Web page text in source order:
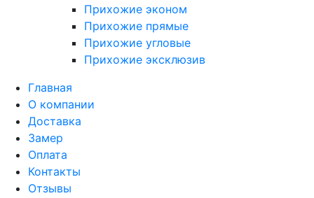
Прихожие эконом
Прихожие прямые
Прихожие угловые
Прихожие эксклюзив
Главная
О компании
Доставка
Замер
Оплата
Контакты
Отзывы